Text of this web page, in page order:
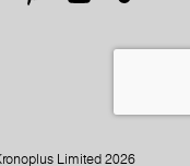
Limited 2026